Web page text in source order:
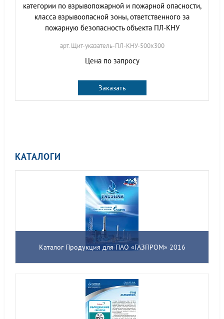
категории по взрывопожарной и пожарной опасности,
класса взрывоопасной зоны, ответственного за
пожарную безопасность объекта ПЛ-КНУ
арт. Щит-указатель-ПЛ-КНУ-500х300
Цена по запросу
Заказать
КАТАЛОГИ
Каталог Продукция для ПАО «ГАЗПРОМ» 2016